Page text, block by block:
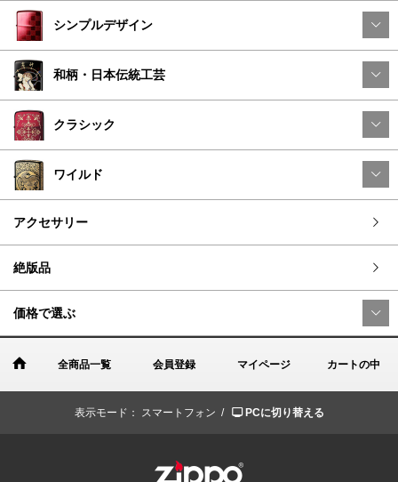
シンプルデザイン
和柄・日本伝統工芸
クラシック
ワイルド
アクセサリー
絶版品
価格で選ぶ
全商品一覧 会員登録 マイページ カートの中
表示モード： スマートフォン / PCに切り替える